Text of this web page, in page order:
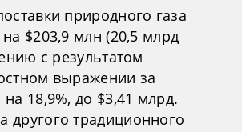
природного газа
$203,9 млн (20,5 млрд
с результатом
выражении за
18,9%, до $3,41 млрд.
другого традиционного